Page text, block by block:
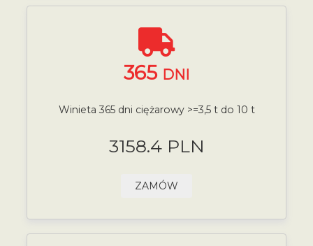
365 DNI
Winieta 365 dni ciężarowy >=3,5 t do 10 t
3158.4 PLN
ZAMÓW